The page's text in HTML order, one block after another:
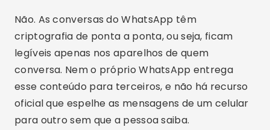
Não. As conversas do WhatsApp têm
criptografia de ponta a ponta, ou seja, ficam
legíveis apenas nos aparelhos de quem
conversa. Nem o próprio WhatsApp entrega
esse conteúdo para terceiros, e não há recurso
oficial que espelhe as mensagens de um celular
para outro sem que a pessoa saiba.